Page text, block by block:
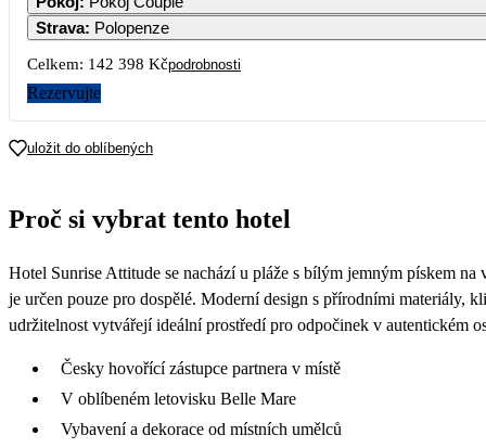
Strava: Polopenze
Celkem: 142 398 Kčpodrobnosti
Rezervujte
uložit do oblíbených
Proč si vybrat tento hotel
Hotel Sunrise Attitude se nachází u pláže s bílým jemným pískem
je určen pouze pro dospělé. Moderní design s přírodními materiály,
udržitelnost vytvářejí ideální prostředí pro odpočinek v autentickém
Česky hovořící zástupce partnera v místě
V oblíbeném letovisku Belle Mare
Vybavení a dekorace od místních umělců